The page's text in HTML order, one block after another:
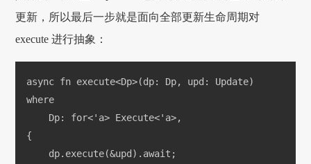
更新，所以最后一步就是面向全部更新生命周期对
execute 进行抽象：
async fn execute<Dp>(dp: Dp, upd: Update)
where
    Dp: for<'a> Execute<'a>,
{
    dp.execute(&upd).await;